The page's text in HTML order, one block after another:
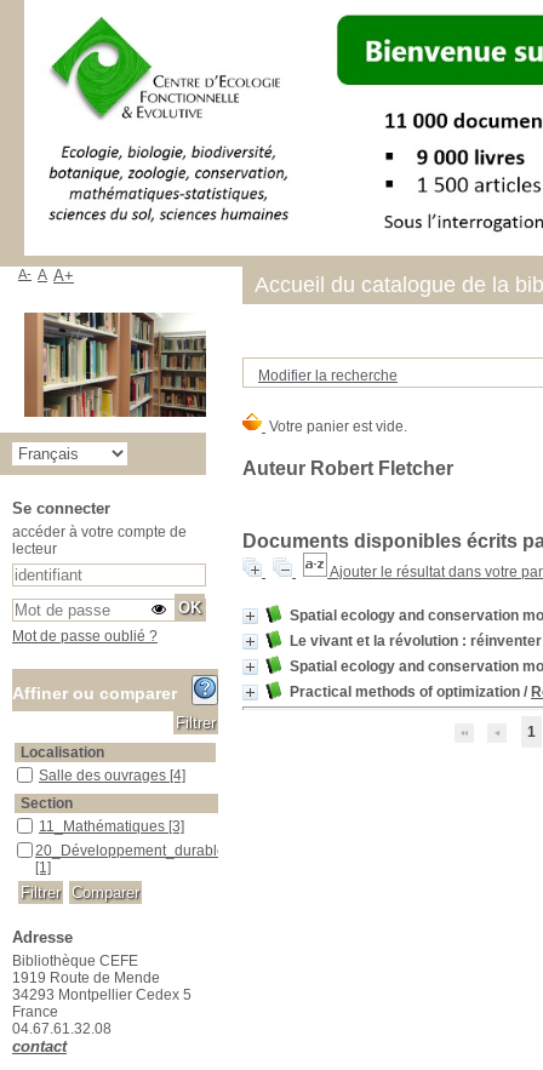
Modifier la recherche
Auteur Robert Fletcher
Documents disponibles écrits
Ajouter le résultat dans votre
Spatial ecology and conservation
Le vivant et la révolution :
Spatial ecology and conservation
Practical methods of optimization /
1
Accueil du catalogue de la
A- A A+
Se connecter
accéder à votre compte de
lecteur
Mot de passe oublié ?
Affiner ou comparer
Localisation
Salle des ouvrages
Salle des ouvrages [4]
Section
11_Mathématiques
11_Mathématiques [3]
20_Développement_durable
20_Développement_durable
[1]
Adresse
Bibliothèque CEFE
1919 Route de Mende
34293 Montpellier Cedex 5
France
04.67.61.32.08
contact